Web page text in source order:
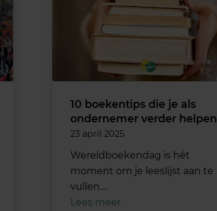
10 boekentips die je als
ondernemer verder helpen
23 april 2025
Wereldboekendag is hét
moment om je leeslijst aan te
vullen.…
Lees meer